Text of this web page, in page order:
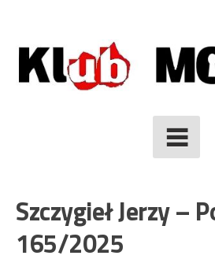
to
content
Szczygieł Jerzy –
165/2025